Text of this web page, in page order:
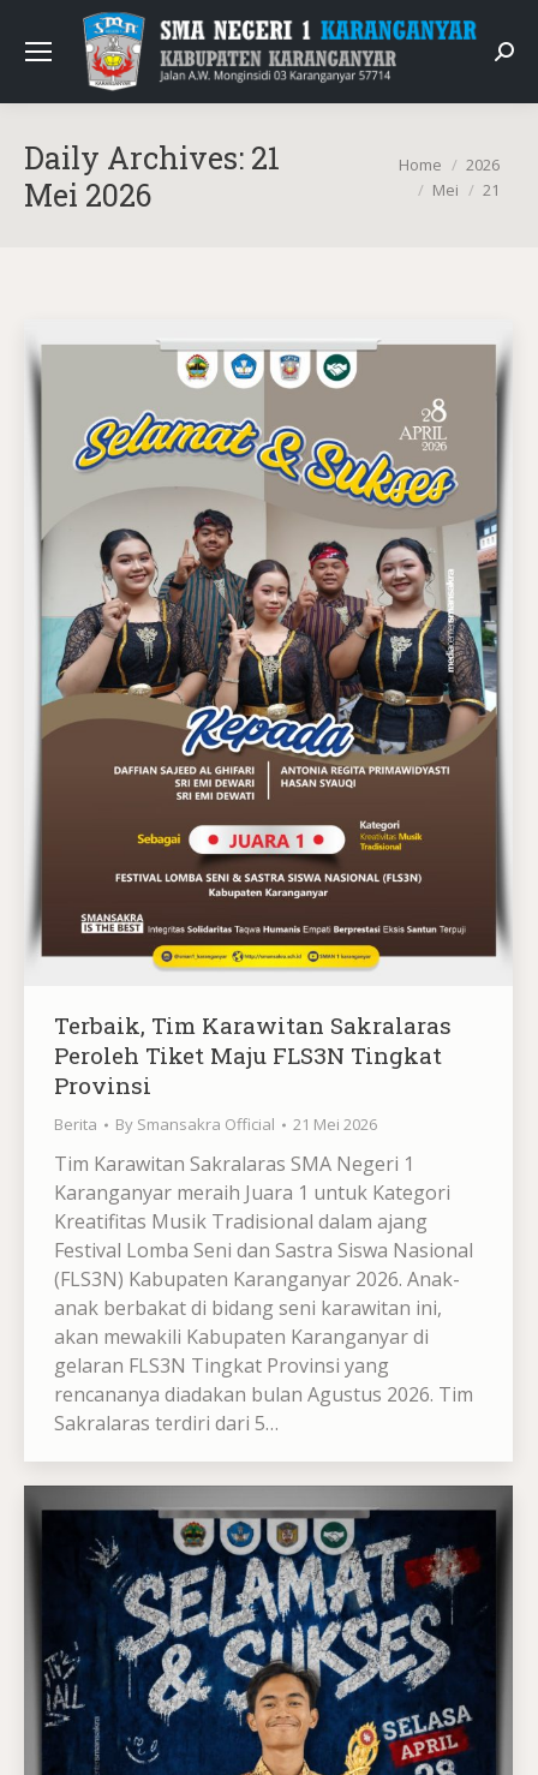
Daily Archives: 21
Mei 2026
You are here:
Home
2026
Mei
21
Terbaik, Tim Karawitan Sakralaras
Peroleh Tiket Maju FLS3N Tingkat
Provinsi
Berita By Smansakra Official 21 Mei 2026
Tim Karawitan Sakralaras SMA Negeri 1
Karanganyar meraih Juara 1 untuk Kategori
Kreatifitas Musik Tradisional dalam ajang
Festival Lomba Seni dan Sastra Siswa Nasional
(FLS3N) Kabupaten Karanganyar 2026. Anak-
anak berbakat di bidang seni karawitan ini,
akan mewakili Kabupaten Karanganyar di
gelaran FLS3N Tingkat Provinsi yang
rencananya diadakan bulan Agustus 2026. Tim
Sakralaras terdiri dari 5…